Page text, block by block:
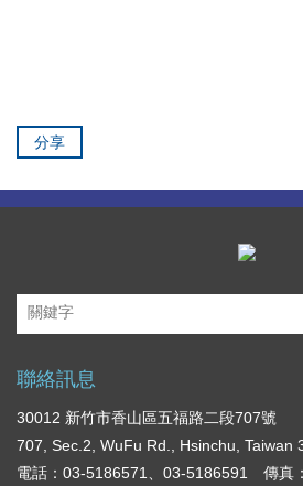
分享
聯絡訊息
30012 新竹市香山區五福路二段707號
707, Sec.2, WuFu Rd., Hsinchu, Taiwan
電話：03-5186571、03-5186591 傳真